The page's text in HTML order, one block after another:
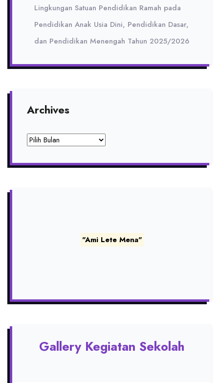
Lingkungan Satuan Pendidikan Ramah pada
Pendidikan Anak Usia Dini, Pendidikan Dasar,
dan Pendidikan Menengah Tahun 2025/2026
Archives
Archives
"Ami Lete Mena"
Gallery Kegiatan Sekolah